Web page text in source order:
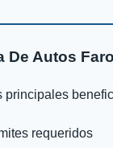
De Autos
principales
requeridos